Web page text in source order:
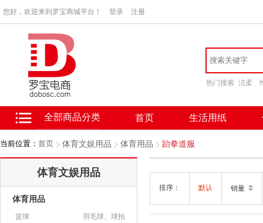
您好，欢迎来到罗宝商城平台！ 登录 注册
热门搜索 洁柔
全部商品分类 首页 生活用纸
当前位置： 首页 体育文娱用品 体育用品 跆拳道服
体育文娱用品
体育用品
篮球
羽毛球、球拍
排序： 默认 销量